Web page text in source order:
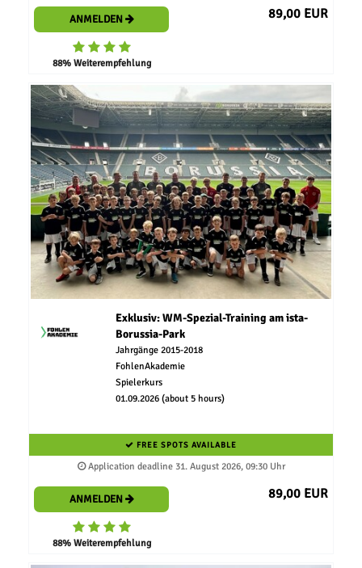
ANMELDEN
88% Weiterempfehlung
89,00 EUR
Exklusiv: WM-Spezial-Training am ista-
Borussia-Park
Jahrgänge 2015-2018
FohlenAkademie
Spielerkurs
01.09.2026 (about 5 hours)
FREE SPOTS AVAILABLE
Application deadline 31. August 2026, 09:30 Uhr
ANMELDEN
88% Weiterempfehlung
89,00 EUR